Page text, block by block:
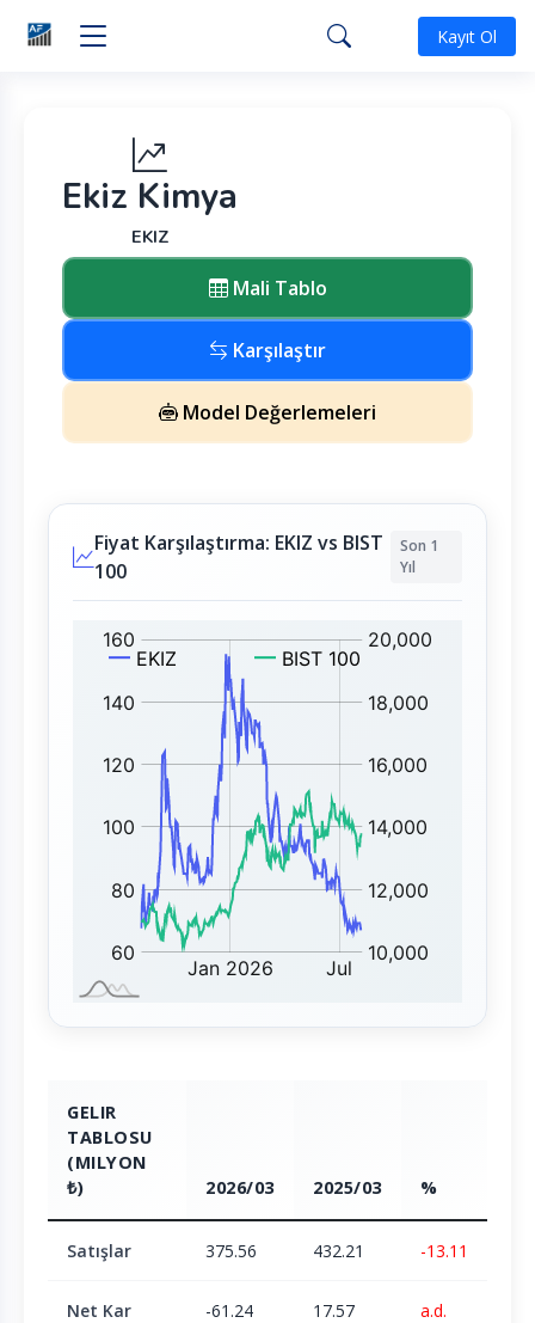
Kayıt Ol
Ekiz Kimya
EKIZ
Mali Tablo
Karşılaştır
Model Değerlemeleri
Fiyat Karşılaştırma: EKIZ vs BIST
100
Son 1
Yıl
GELIR
TABLOSU
(MILYON
₺)
2026/03 2025/03 %
Satışlar 375.56 432.21 -13.11
Net Kar -61.24 17.57 a.d.